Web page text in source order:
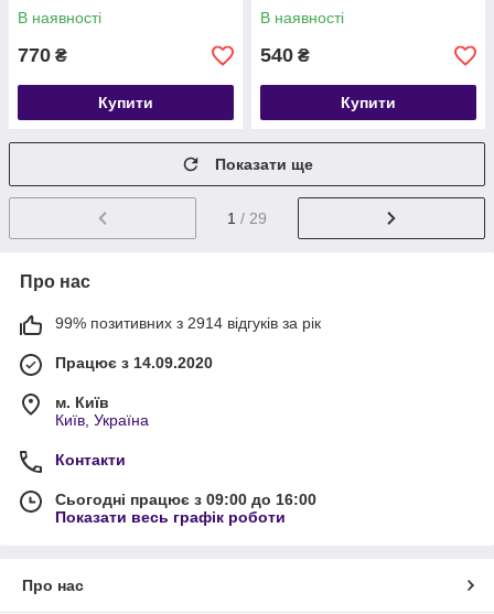
В наявності
770 ₴
Купити
Травлення 1.5 кг
В наявності
540 ₴
Купити
Показати ще
1 / 29
Про нас
99% позитивних з 2914 відгуків за рік
Працює з 14.09.2020
м. Київ
Київ, Україна
Контакти
Сьогодні працює з 09:00 до 16:00
Показати весь графік роботи
Про нас